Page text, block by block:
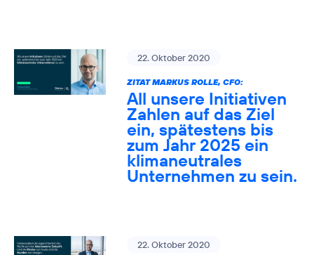
22. Oktober 2020
ZITAT MARKUS ROLLE, CFO:
All unsere Initiativen
Zahlen auf das Ziel
ein, spätestens bis
zum Jahr 2025 ein
klimaneutrales
Unternehmen zu sein.
22. Oktober 2020